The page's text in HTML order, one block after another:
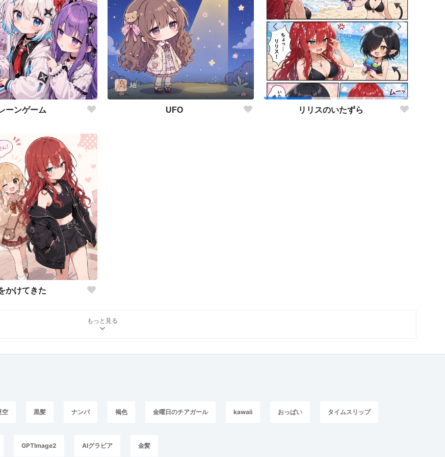
ーンゲーム
紬
UFO リリスのいたずら
かけてきた
もっと見る
空 黒髪 ナンパ 褐色 金曜日のチアガール kawaii おっぱい タイムスリップ
GPTImage2 AIグラビア 金髪